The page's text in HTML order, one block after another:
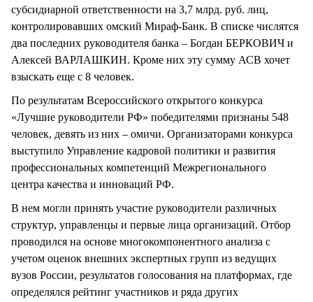
субсидиарной ответственности на 3,7 млрд. руб. лиц,
контролировавших омский Мираф-Банк. В списке числятся
два последних руководителя банка – Богдан БЕРКОВИЧ и
Алексей ВАРЛАШКИН. Кроме них эту сумму АСВ хочет
взыскать еще с 8 человек.
По результатам Всероссийского открытого конкурса
«Лучшие руководители РФ» победителями признаны 548
человек, девять из них – омичи. Организаторами конкурса
выступило Управление кадровой политики и развития
профессиональных компетенций Межрегионального
центра качества и инноваций РФ.
В нем могли принять участие руководители различных
структур, управленцы и первые лица организаций. Отбор
проводился на основе многокомпонентного анализа с
учетом оценок внешних экспертных групп из ведущих
вузов России, результатов голосования на платформах, где
определялся рейтинг участников и ряда других